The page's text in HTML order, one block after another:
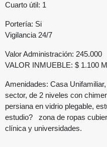
Cuarto útil: 1
Portería: Si
Vigilancia 24/7
Valor Administración: 245.000
VALOR INMUEBLE: $ 1.100
Amenidades: Casa
sector, de 2 niveles con
persiana en vidrio plegable,
estudio? zona de ropas
clínica y universidades.